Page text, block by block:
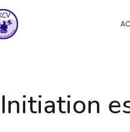
Initiation